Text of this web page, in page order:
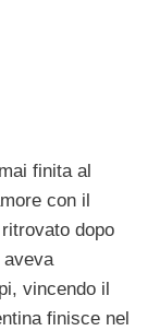
finita al
con il
dopo
aveva
vincendo il
finisce nel